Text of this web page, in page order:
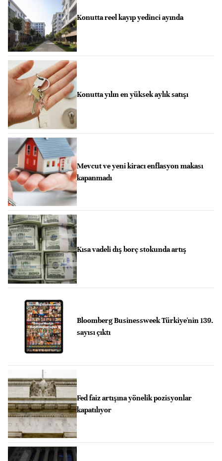
Konutta reel kayıp yedinci ayında
Konutta yılın en yüksek aylık satışı
Mevcut ve yeni kiracı enflasyon makası
kapanmadı
Kısa vadeli dış borç stokunda artış
Bloomberg Businessweek Türkiye'nin 139.
sayısı çıktı
Fed faiz artışına yönelik pozisyonlar
kapatılıyor